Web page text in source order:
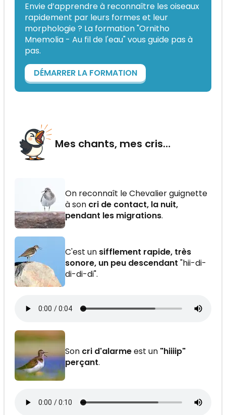
Envie d’apprendre à reconnaître les oiseaux
rapidement par leurs formes et leur
morphologie ? La formation "Ornitho
Mnemolia - Au fil de l'eau" vous guide pas à
pas.
DÉMARRER LA FORMATION
Mes chants, mes cris…
On reconnaît le Chevalier guignette
à son cri de contact, la nuit,
pendant les migrations.
C'est un sifflement rapide, très
sonore, un peu descendant "hii-di-
di-di-di".
Son cri d'alarmeest un "hiiiip"
perçant.